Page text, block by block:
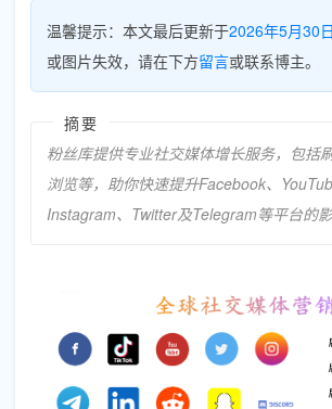
温馨提示：本文最后更新于2026年5月30
或图片失效，请在下方留言或联系博主。
摘要
粉丝库提供专业社交媒体增长服务，包括
浏览等，助你快速提升Facebook、
Instagram、Twitter及Telegram等平台的影